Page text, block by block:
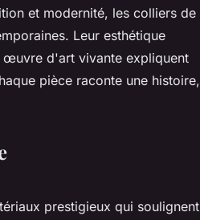
et modernité, les colliers de
Leur esthétique
œuvre d'art vivante expliquent
pièce raconte une histoire,
prestigieux qui soulignent